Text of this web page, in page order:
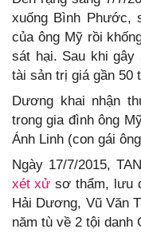
xuống Bình Phước,
của ông Mỹ rồi
sát hại. Sau khi
tài sản trị giá gần 50
Dương khai nhận
trong gia đình ông
Ánh Linh (con gái
Ngày 17/7/2015,
xét xử sơ thẩm, lưu
Hải Dương, Vũ Văn
năm tù về 2 tội